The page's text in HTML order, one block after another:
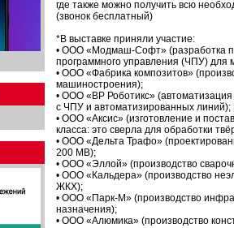
где также можно получить всю
(звонок бесплатный)
*В выставке приняли участие:
• ООО «Модмаш-Софт» (разработка
программного управления (ЧПУ) для
• ООО «Фабрика композитов»
машиностроения);
• ООО «ВР Роботикс»
с ЧПУ и автоматизированных линий);
• ООО «Аксис» (изготовление и
класса: это сверла для обработки
• ООО «Дельта Трафо»
200 МВ);
• ООО «Эллой» (производство
• ООО «Кальдера» (производство
ЖКХ);
• ООО «Парк-М» (производство
назначения);
• ООО «Алюмика» (производство